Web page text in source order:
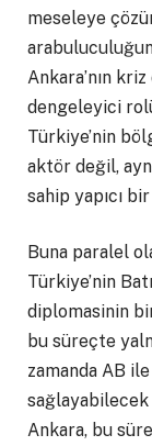
meseleye
Ankara’nın
dengeleyici
Türkiye’nin
aktör değil,
sahip yapıcı
Buna paralel
Türkiye’nin
diplomasinin
bu süreçte
zamanda AB
sağlayabilecek
Ankara, bu